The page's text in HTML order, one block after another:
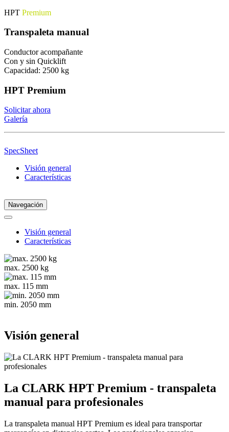
HPT Premium
Transpaleta manual
Conductor acompañante
Con y sin Quicklift
Capacidad: 2500 kg
HPT Premium
Solicitar ahora
Galería
SpecSheet
Visión general
Características
Navegación
Visión general
Características
max. 2500 kg
max. 115 mm
min. 2050 mm
Visión general
La CLARK HPT Premium - transpaleta
manual para profesionales
La transpaleta manual HPT Premium es ideal para transportar